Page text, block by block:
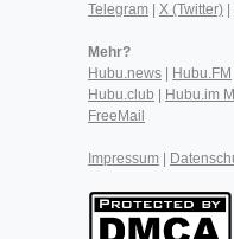
Telegram
X (Twitter)
Mehr?
Hubu.news
Hubu.FM
Hubu.club
Hubu.im
FreeMail
Impressum